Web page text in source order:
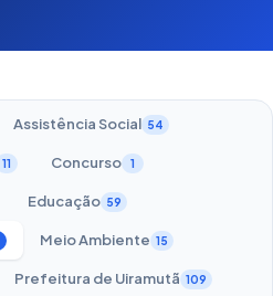
Assistência Social 54
11 Concurso 1
Educação 59
Meio Ambiente 15
Prefeitura de Uiramutã 109